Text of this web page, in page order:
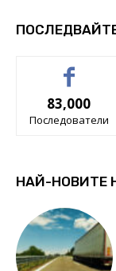
83,000
Последователи
НАЙ-НОВИТЕ